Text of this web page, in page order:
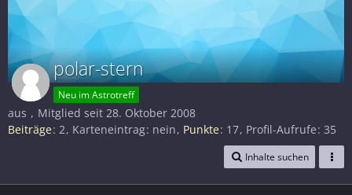
polar-stern
Neu im Astrotreff
aus
Mitglied seit 28. Oktober 2008
Beiträge 2 Karteneintrag nein Punkte 17 Profil-Aufrufe 35
Inhalte suchen